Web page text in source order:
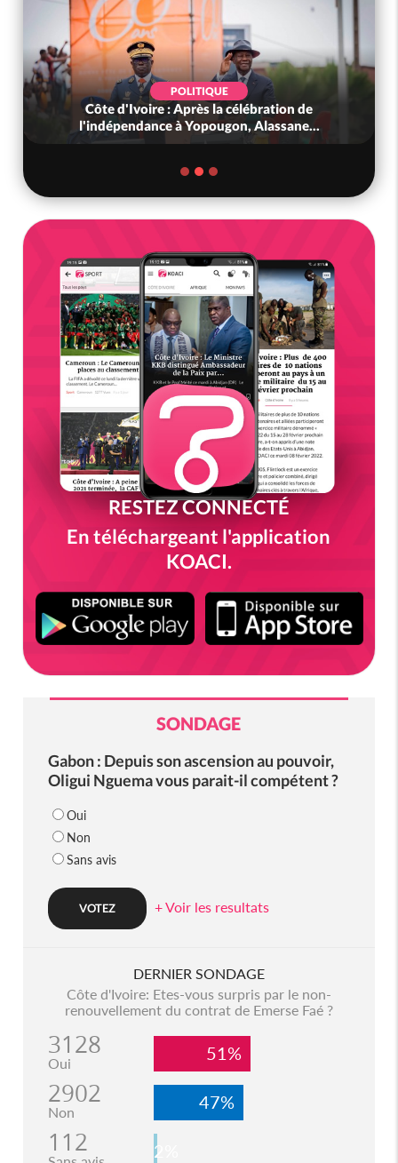
POLITIQUE
Côte d'Ivoire : Après la célébration de
l'indépendance à Yopougon, Alassane...
RESTEZ CONNECTÉ
En téléchargeant l'application
KOACI.
SONDAGE
Gabon : Depuis son ascension au pouvoir,
Oligui Nguema vous parait-il compétent ?
Oui
Non
Sans avis
+ Voir les resultats
DERNIER SONDAGE
Côte d'Ivoire: Etes-vous surpris par le non-
renouvellement du contrat de Emerse Faé ?
3128
Oui 51%
2902
Non 47%
112 2%